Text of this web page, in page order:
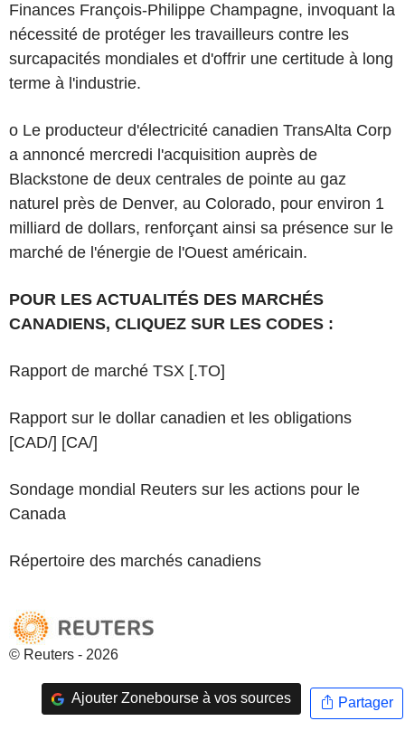
Finances François-Philippe Champagne, invoquant la
nécessité de protéger les travailleurs contre les
surcapacités mondiales et d'offrir une certitude à long
terme à l'industrie.
o Le producteur d'électricité canadien TransAlta Corp
a annoncé mercredi l'acquisition auprès de
Blackstone de deux centrales de pointe au gaz
naturel près de Denver, au Colorado, pour environ 1
milliard de dollars, renforçant ainsi sa présence sur le
marché de l'énergie de l'Ouest américain.
POUR LES ACTUALITÉS DES MARCHÉS
CANADIENS, CLIQUEZ SUR LES CODES :
Rapport de marché TSX [.TO]
Rapport sur le dollar canadien et les obligations
[CAD/] [CA/]
Sondage mondial Reuters sur les actions pour le
Canada
Répertoire des marchés canadiens
© Reuters - 2026
Ajouter Zonebourse à vos sources Partager